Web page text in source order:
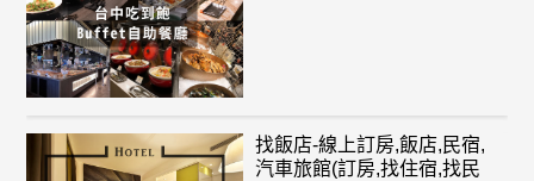
找飯店-線上訂房,飯店,民宿,
汽車旅館(訂房,找住宿,找民